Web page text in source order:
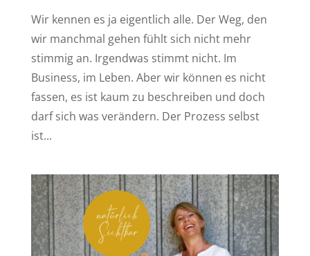
Wir kennen es ja eigentlich alle. Der Weg, den
wir manchmal gehen fühlt sich nicht mehr
stimmig an. Irgendwas stimmt nicht. Im
Business, im Leben. Aber wir können es nicht
fassen, es ist kaum zu beschreiben und doch
darf sich was verändern. Der Prozess selbst
ist...